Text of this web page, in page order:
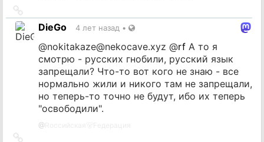
на
источник
DieGo 4 лет назад •
@nokitakaze@nekocave.xyz @rf А то я
смотрю - русских гнобили, русский язык
запрещали? Что-то вот кого не знаю - все
нормально жили и никого там не запрещали,
но теперь-то точно не будут, ибо их теперь
"освободили".
@